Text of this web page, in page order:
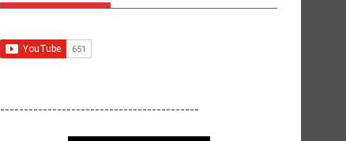
------------------------------------------